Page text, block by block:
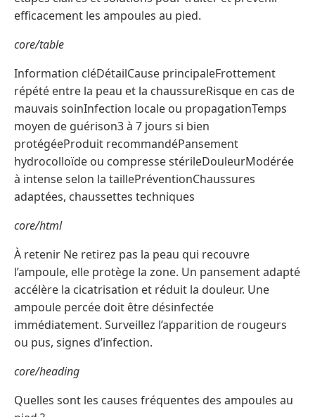
efficacement les ampoules au pied.
core/table
Information cléDétailCause principaleFrottement
répété entre la peau et la chaussureRisque en cas de
mauvais soinInfection locale ou propagationTemps
moyen de guérison3 à 7 jours si bien
protégéeProduit recommandéPansement
hydrocolloïde ou compresse stérileDouleurModérée
à intense selon la taillePréventionChaussures
adaptées, chaussettes techniques
core/html
À retenir Ne retirez pas la peau qui recouvre
l’ampoule, elle protège la zone. Un pansement adapté
accélère la cicatrisation et réduit la douleur. Une
ampoule percée doit être désinfectée
immédiatement. Surveillez l’apparition de rougeurs
ou pus, signes d’infection.
core/heading
Quelles sont les causes fréquentes des ampoules au